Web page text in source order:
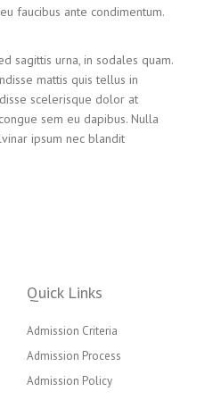
faucibus ante condimentum.
sagittis urna, in sodales quam.
mattis quis tellus in
scelerisque dolor at
sem eu dapibus. Nulla
ipsum nec blandit
Quick Links
Admission Criteria
Admission Process
Admission Policy